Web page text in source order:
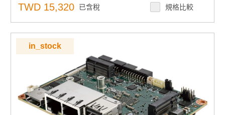
BOM 選項）
豐富連接介面：1 個 4 線 RS-232/422/485、1 個
USB3.2 Gen1 通道、1 個 USB2.0、1 個微型 SD、1 個
麥克風。輸入/線路輸出
無線擴充能力：1 個用於 3G/4G 的迷你 PCIe，1 個 M.2
2230 金鑰 E 插槽
多系統支援：支援 Windows 10 IoT Enterprise on Arm、
Yocto Linux 和 Android BSP
擴充介面：通過UIO40-Express支援I / O擴展板
產品諮詢服務：規格諮詢 / 案場規劃 / 交期確認
TWD 15,320 已含稅 規格比較
in_stock